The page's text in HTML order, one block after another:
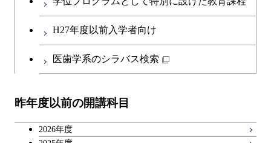
H27年度以前入学者向け
医歯学系のシラバス検索
昨年度以前の開講科目
2026年度